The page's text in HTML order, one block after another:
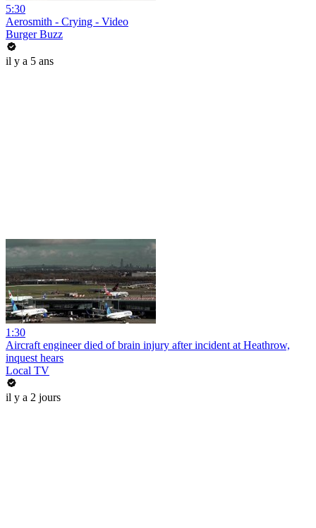
5:30
Aerosmith - Crying - Video
Burger Buzz
il y a 5 ans
1:30
Aircraft engineer died of brain injury after incident at Heathrow,
inquest hears
Local TV
il y a 2 jours